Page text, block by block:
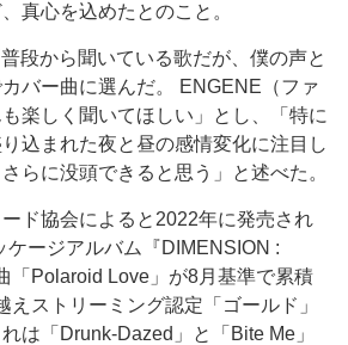
真心を込めたとのこと。
段から聞いている歌だが、僕の声と
バー曲に選んだ。 ENGENE（ファ
楽しく聞いてほしい」とし、「特に
込まれた夜と昼の感情変化に注目し
らに没頭できると思う」と述べた。
ド協会によると2022年に発売され
ケージアルバム『DIMENSION :
「Polaroid Love」が8月基準で累積
えストリーミング認定「ゴールド」
は「Drunk-Dazed」と「Bite Me」